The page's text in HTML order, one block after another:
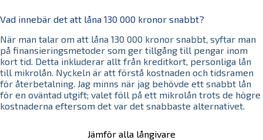
Vad innebär det att låna 130 000 kronor snabbt?
När man talar om att låna 130 000 kronor snabbt, syftar man
på finansieringsmetoder som ger tillgång till pengar inom
kort tid. Detta inkluderar allt från kreditkort, personliga lån
till mikrolån. Nyckeln är att förstå kostnaden och tidsramen
för återbetalning. Jag minns när jag behövde ett snabbt lån
för en oväntad utgift; valet föll på ett mikrolån trots de högre
kostnaderna eftersom det var det snabbaste alternativet.
Jämför alla långivare